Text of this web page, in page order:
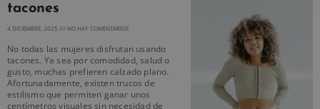
tacones
4 DICIEMBRE, 2025 NO HAY COMENTARIOS
No todas las mujeres disfrutan usando
tacones. Ya sea por comodidad, salud o
gusto, muchas prefieren calzado plano.
Afortunadamente, existen trucos de
estilismo que permiten ganar unos
centímetros visuales sin necesidad de